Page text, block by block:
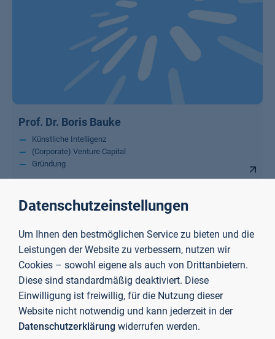
Prof. Dr. Boris Bauke
Künstliche Intelligenz
(Corporate) Venture Capital
Gründung
Datenschutzeinstellungen
Um Ihnen den bestmöglichen Service zu bieten und die
Leistungen der Website zu verbessern, nutzen wir
Cookies – sowohl eigene als auch von Drittanbietern.
Diese sind standardmäßig deaktiviert. Diese
Einwilligung ist freiwillig, für die Nutzung dieser
Website nicht notwendig und kann jederzeit in der
Datenschutzerklärung widerrufen werden.